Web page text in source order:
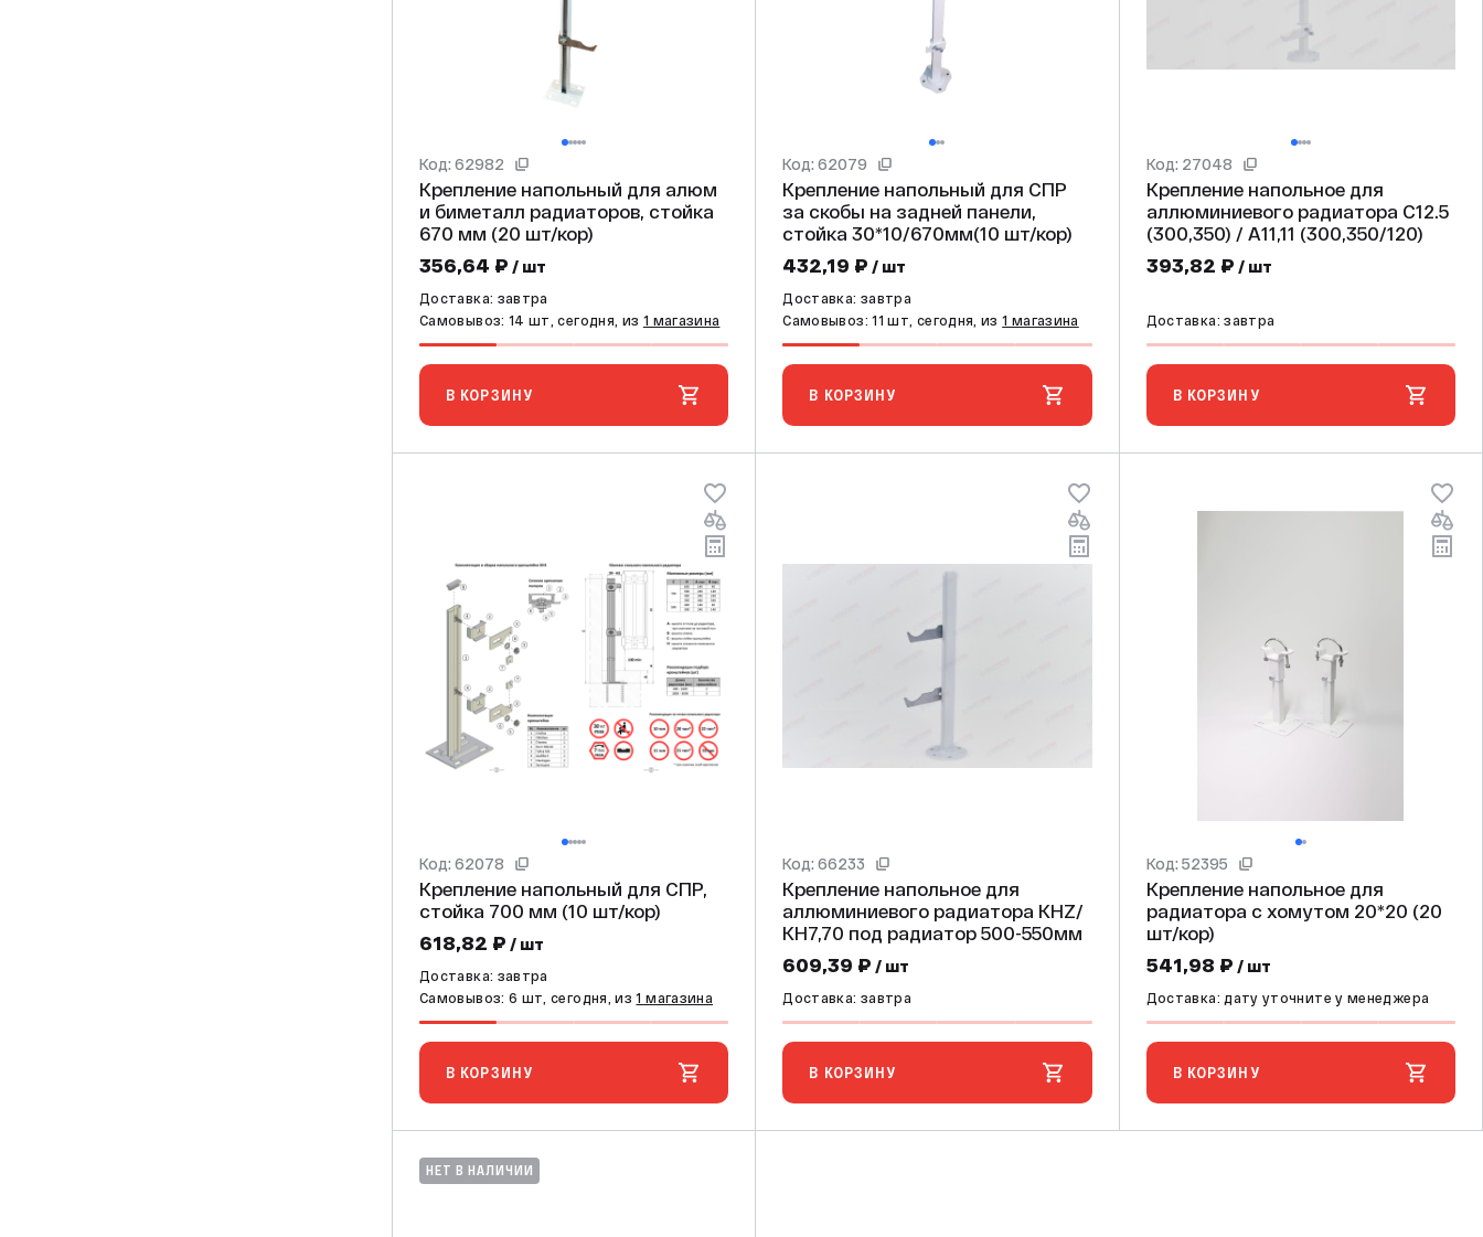
Код: 62982
Крепление напольный для алюм
и биметалл радиаторов, стойка
670 мм (20 шт/кор)
356,64 ₽ / шт
Доставка: завтра
Самовывоз: 14 шт, сегодня, из 1 магазина
В КОРЗИНУ
Код: 62079
Крепление напольный для СПР
за скобы на задней панели,
стойка 30*10/670мм(10 шт/кор)
432,19 ₽ / шт
Доставка: завтра
Самовывоз: 11 шт, сегодня, из1 магазина
В КОРЗИНУ
Код: 27048
Крепление напольное для
аллюминиевого радиатора С12.5
(300,350) / А11,11 (300,350/120)
393,82 ₽ / шт
Доставка: завтра
В КОРЗИНУ
Код: 62078
Крепление напольный для СПР,
стойка 700 мм (10 шт/кор)
618,82 ₽ / шт
Доставка: завтра
Самовывоз: 6 шт, сегодня, из1 магазина
В КОРЗИНУ
Код: 66233
Крепление напольное для
аллюминиевого радиатора KHZ/
КН7,70 под радиатор 500-550мм
609,39 ₽ / шт
Доставка: завтра
В КОРЗИНУ
Код: 52395
Крепление напольное для
радиатора с хомутом 20*20 (20
шт/кор)
541,98 ₽ / шт
Доставка: дату уточните у менеджера
В КОРЗИНУ
НЕТ В НАЛИЧИИ